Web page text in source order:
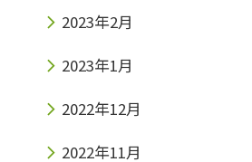
2023年2月
2023年1月
2022年12月
2022年11月